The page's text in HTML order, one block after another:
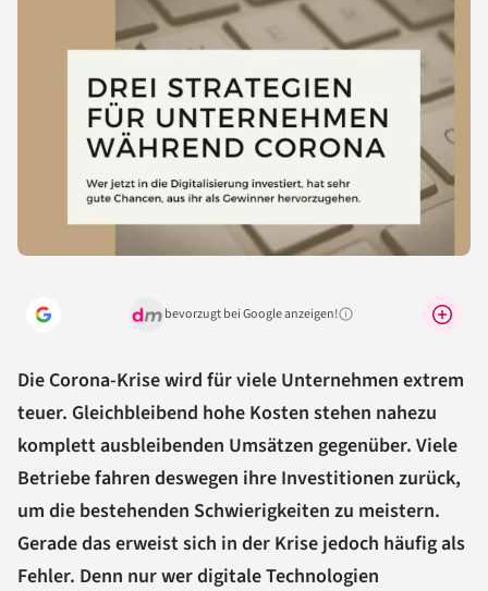
bevorzugt bei Google anzeigen!Warum lohnt sich das?
Die Corona-Krise wird für viele Unternehmen extrem
teuer. Gleichbleibend hohe Kosten stehen nahezu
komplett ausbleibenden Umsätzen gegenüber. Viele
Betriebe fahren deswegen ihre Investitionen zurück,
um die bestehenden Schwierigkeiten zu meistern.
Gerade das erweist sich in der Krise jedoch häufig als
Fehler. Denn nur wer digitale Technologien